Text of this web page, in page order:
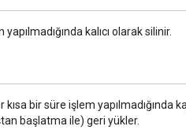
kalıcı olarak silinir.
bir süre işlem yapılmadığında
başlatma ile) geri yükler.